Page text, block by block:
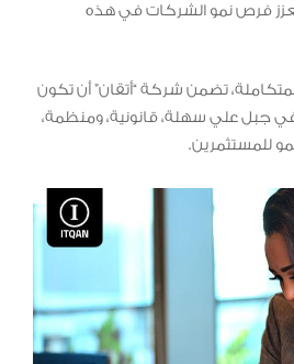
فرص نمو الشركات في هذه
تضمن شركة “أتقان” أن تكون
جبل علي سهلة، قانونية، ومنظمة،
للمستثمرين.